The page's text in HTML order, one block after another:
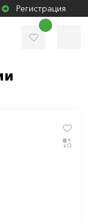
Регистрация